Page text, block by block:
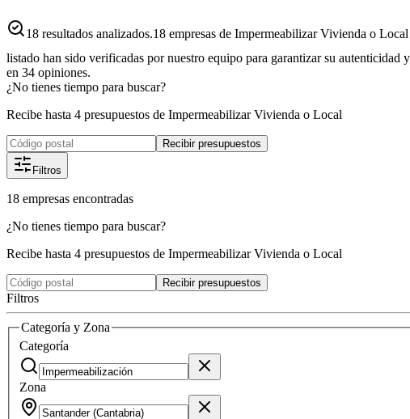
18 resultados analizados.18 empresas de Impermeabilizar Vivienda o
listado han sido verificadas por nuestro equipo para garantizar su autenticidad
en 34 opiniones.
¿No tienes tiempo para buscar?
Recibe hasta 4 presupuestos de Impermeabilizar Vivienda o Local
Recibir presupuestos
Filtros
18 empresas encontradas
¿No tienes tiempo para buscar?
Recibe hasta 4 presupuestos de Impermeabilizar Vivienda o Local
Recibir presupuestos
Filtros
Categoría y Zona
Categoría
Zona